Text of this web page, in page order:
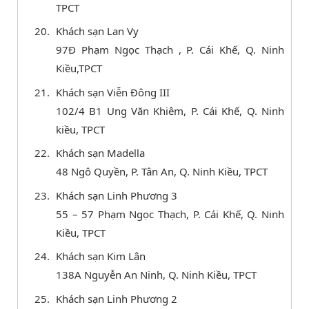
TPCT
Khách sạn Lan Vy
97Đ Phạm Ngọc Thạch , P. Cái Khế, Q. Ninh
Kiều,TPCT
Khách sạn Viễn Đông III
102/4 B1 Ung Văn Khiêm, P. Cái Khế, Q. Ninh
kiều, TPCT
Khách sạn Madella
48 Ngô Quyền, P. Tân An, Q. Ninh Kiều, TPCT
Khách sạn Linh Phương 3
55 – 57 Phạm Ngọc Thạch, P. Cái Khế, Q. Ninh
Kiều, TPCT
Khách sạn Kim Lân
138A Nguyễn An Ninh, Q. Ninh Kiều, TPCT
Khách sạn Linh Phương 2